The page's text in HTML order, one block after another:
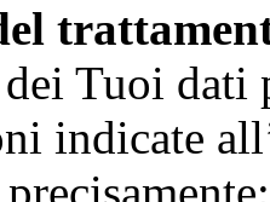
Tuoi dati
indicate